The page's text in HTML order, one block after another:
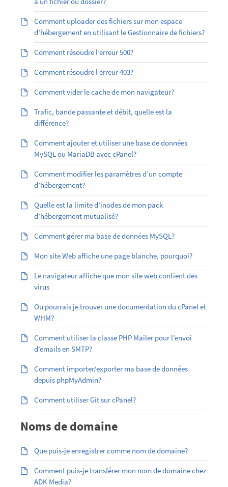
Comment uploader des fichiers sur mon espace
d’hébergement en utilisant le Gestionnaire de fichiers?
Comment résoudre l’erreur 500?
Comment résoudre l’erreur 403?
Comment vider le cache de mon navigateur?
Trafic, bande passante et débit, quelle est la
différence?
Comment ajouter et utiliser une base de données
MySQL ou MariaDB avec cPanel?
Comment modifier les paramètres d’un compte
d’hébergement?
Quelle est la limite d’inodes de mon pack
d’hébergement mutualisé?
Comment gérer ma base de données MySQL?
Mon site Web affiche une page blanche, pourquoi?
Le navigateur affiche que mon site web contient des
virus
Ou pourrais je trouver une documentation du cPanel et
WHM?
Comment utiliser la classe PHP Mailer pour l’envoi
d’emails en SMTP?
Comment importer/exporter ma base de données
depuis phpMyAdmin?
Comment utiliser Git sur cPanel?
Noms de domaine
Que puis-je enregistrer comme nom de domaine?
Comment puis-je transférer mon nom de domaine chez
ADK Media?